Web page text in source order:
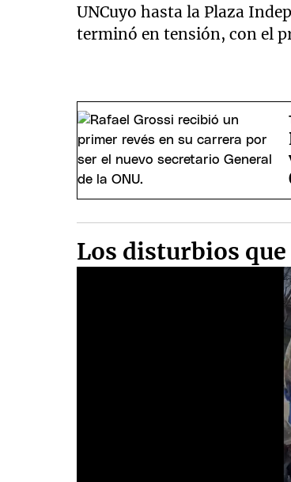
UNCuyo hasta la Plaza
terminó en tensión, con el
Los disturbios